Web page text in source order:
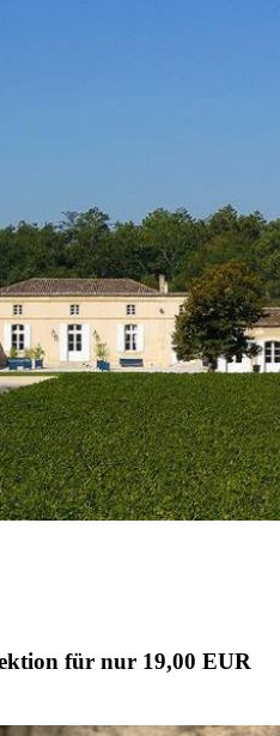
für nur 19,00 EUR